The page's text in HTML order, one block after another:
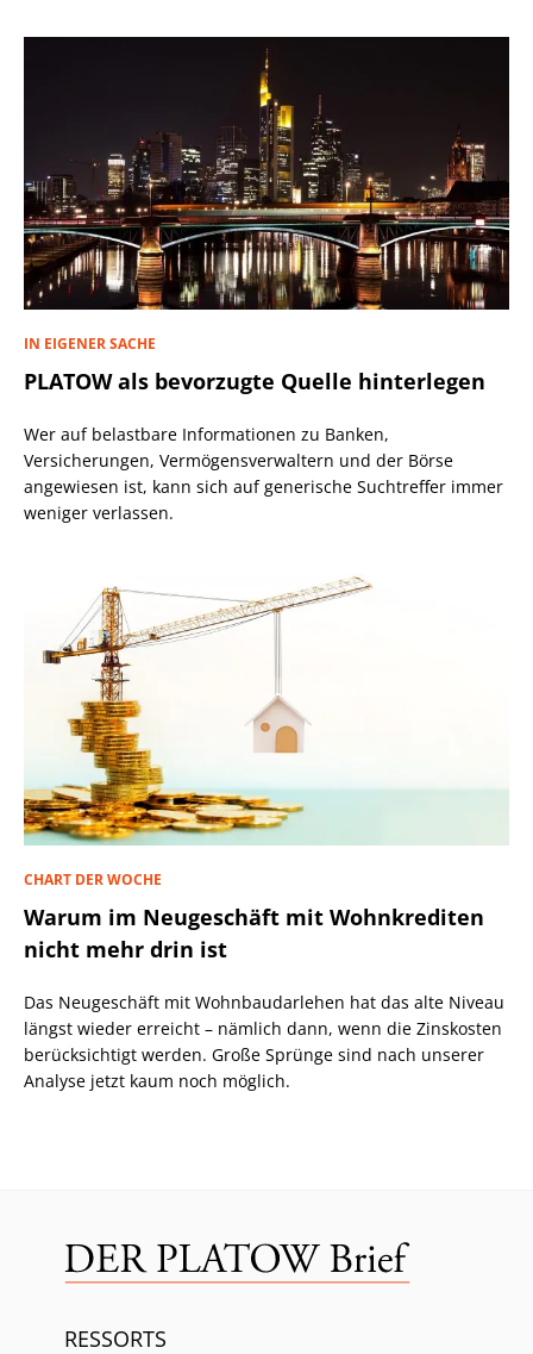
IN EIGENER SACHE
PLATOW als bevorzugte Quelle hinterlegen
Wer auf belastbare Informationen zu Banken,
Versicherungen, Vermögensverwaltern und der Börse
angewiesen ist, kann sich auf generische Suchtreffer immer
weniger verlassen.
CHART DER WOCHE
Warum im Neugeschäft mit Wohnkrediten
nicht mehr drin ist
Das Neugeschäft mit Wohnbaudarlehen hat das alte Niveau
längst wieder erreicht – nämlich dann, wenn die Zinskosten
berücksichtigt werden. Große Sprünge sind nach unserer
Analyse jetzt kaum noch möglich.
RESSORTS